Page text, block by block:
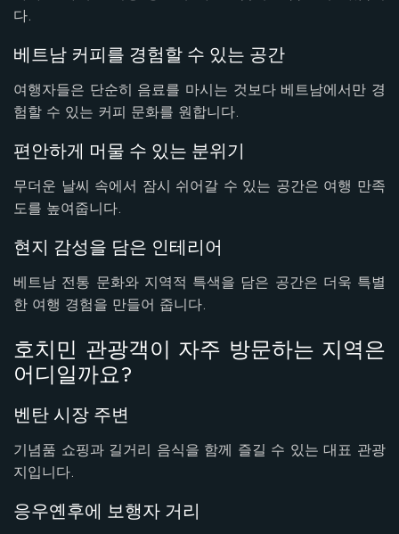
다.
베트남 커피를 경험할 수 있는 공간
여행자들은 단순히 음료를 마시는 것보다 베트남에서만 경
험할 수 있는 커피 문화를 원합니다.
편안하게 머물 수 있는 분위기
무더운 날씨 속에서 잠시 쉬어갈 수 있는 공간은 여행 만족
도를 높여줍니다.
현지 감성을 담은 인테리어
베트남 전통 문화와 지역적 특색을 담은 공간은 더욱 특별
한 여행 경험을 만들어 줍니다.
호치민 관광객이 자주 방문하는 지역은
어디일까요?
벤탄 시장 주변
기념품 쇼핑과 길거리 음식을 함께 즐길 수 있는 대표 관광
지입니다.
응우옌후에 보행자 거리